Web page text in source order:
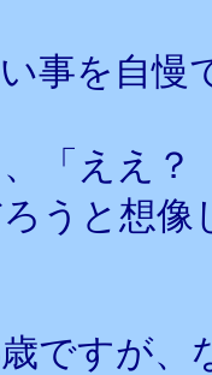
事を自慢
、「ええ
うと想像
ですが